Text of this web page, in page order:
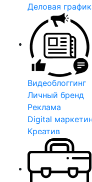
Деловая
Видеоблоггинг
Личный бренд
Реклама
Digital
Креатив